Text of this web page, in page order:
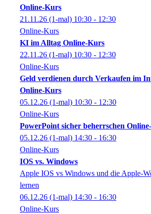
Online-Kurs
21.11.26 (1-mal) 10:30 - 12:30
Online-Kurs
KI im Alltag Online-Kurs
22.11.26 (1-mal) 10:30 - 12:30
Online-Kurs
Geld verdienen durch Verkaufen im
Online-Kurs
05.12.26 (1-mal) 10:30 - 12:30
Online-Kurs
PowerPoint sicher beherrschen
05.12.26 (1-mal) 14:30 - 16:30
Online-Kurs
IOS vs. Windows
Apple IOS vs Windows und die Apple-
lernen
06.12.26 (1-mal) 14:30 - 16:30
Online-Kurs